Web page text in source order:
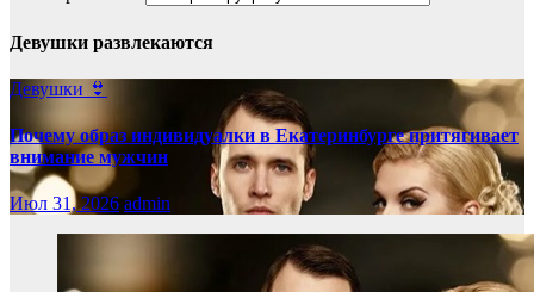
Девушки развлекаются
Девушки 👙
Почему образ индивидуалки в Екатеринбурге притягивает
внимание мужчин
Июл 31, 2026 admin